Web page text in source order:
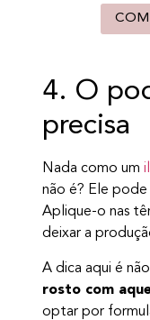
4. O
precisa
Nada como um
não é? Ele pode
Aplique-o nas
deixar a
A dica aqui é
rosto com
optar por